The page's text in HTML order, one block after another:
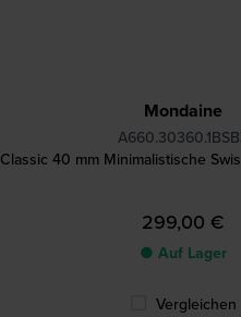
Mondaine
Classic 40 mm Minimalistische
299,00 €
● Auf Lager
Vergleichen